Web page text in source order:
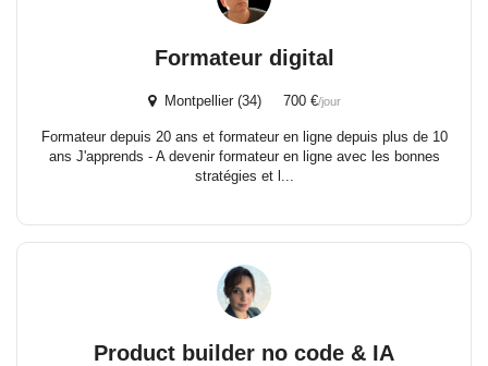
Formateur digital
Montpellier (34) 700 €/jour
Formateur depuis 20 ans et formateur en ligne depuis plus de 10
ans J'apprends - A devenir formateur en ligne avec les bonnes
stratégies et l...
Product builder no code & IA